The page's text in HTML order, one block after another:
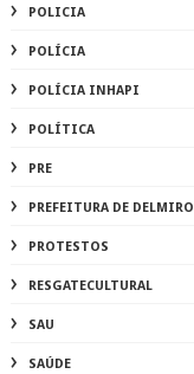
POLICIA
POLÍCIA
POLÍCIA INHAPI
POLÍTICA
PRE
PREFEITURA DE DELMIRO
PROTESTOS
RESGATECULTURAL
SAU
SAÚDE